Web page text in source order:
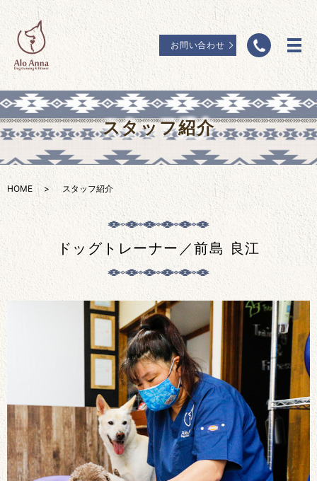
お問い合わせ
スタッフ紹介
HOME スタッフ紹介
ドッグトレーナー／前島 良江